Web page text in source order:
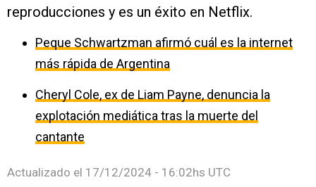
reproducciones y es un éxito en Netflix.
Peque Schwartzman afirmó cuál es la internet
más rápida de Argentina
Cheryl Cole, ex de Liam Payne, denuncia la
explotación mediática tras la muerte del
cantante
Actualizado el 17/12/2024 - 16:02hs UTC